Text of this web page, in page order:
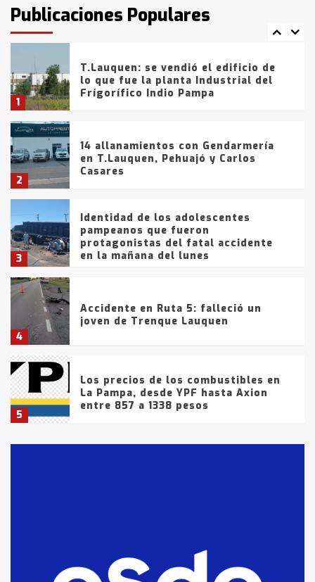
Publicaciones Populares
fueron detenidos por
comercialización de drogas en la
tarde del sábado
1
T.Lauquen: se vendió el edificio de
lo que fue la planta Industrial del
Frígorífico Indio Pampa
2
14 allanamientos con Gendarmería
en T.Lauquen, Pehuajó y Carlos
Casares
3
Identidad de los adolescentes
pampeanos que fueron
protagonistas del fatal accidente
en la mañana del lunes
4
Accidente en Ruta 5: falleció un
joven de Trenque Lauquen
5
Los precios de los combustibles en
La Pampa, desde YPF hasta Axion
entre 857 a 1338 pesos
fueron detenidos por
comercialización de drogas en la
tarde del sábado